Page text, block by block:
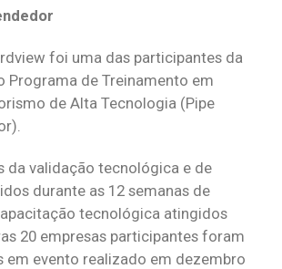
foi uma das participantes da
Programa de Treinamento em
de Alta Tecnologia (Pipe
da validação tecnológica e de
durante as 12 semanas de
tecnológica atingidos
20 empresas participantes foram
em evento realizado em dezembro